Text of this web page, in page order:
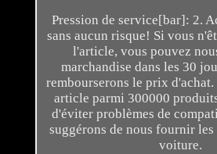
Pression de service[bar]: 2.
sans aucun risque! Si vous
l'article, vous pouvez
marchandise dans les 30
rembourserons le prix
article parmi 300000
d'éviter problèmes de
suggérons de nous fournir les
voiture.